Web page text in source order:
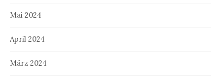
Mai 2024
April 2024
März 2024